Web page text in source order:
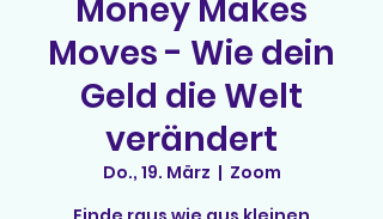
Money Makes
Moves - Wie dein
Geld die Welt
verändert
Do., 19. März
  |
Zoom